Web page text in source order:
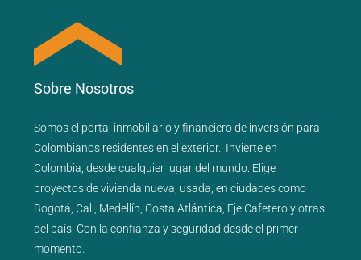
Sobre Nosotros
Somos el portal inmobiliarioyfinancierode inversión para
Colombianos residentes en el exterior. Invierte en
Colombia, desde cualquier lugar del mundo. Elige
proyectos devivienda nueva usada; en ciudades como
Bogotá Cali Medellín Costa Atlántica Eje Cafeteroyotras
del país . Con la confianza y seguridad desde el primer
momento.